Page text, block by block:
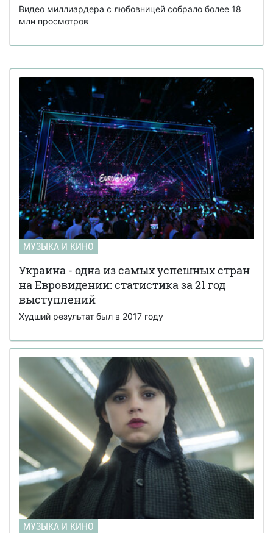
Видео миллиардера с любовницей собрало более 18
млн просмотров
МУЗЫКА И КИНО
Украина - одна из самых успешных стран
на Евровидении: статистика за 21 год
выступлений
Худший результат был в 2017 году
МУЗЫКА И КИНО